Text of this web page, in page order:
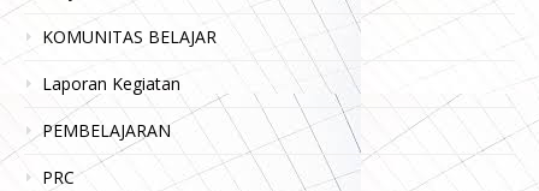
KOMUNITAS BELAJAR
Laporan Kegiatan
PEMBELAJARAN
PRC